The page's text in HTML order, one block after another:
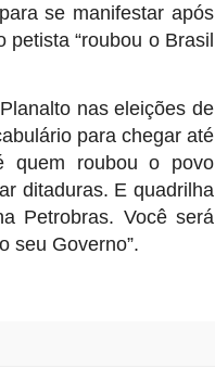
se manifestar após
petista “roubou o Brasil
nas eleições de
para chegar até
quem roubou o povo
ditaduras. E quadrilha
Petrobras. Você será
seu Governo”.